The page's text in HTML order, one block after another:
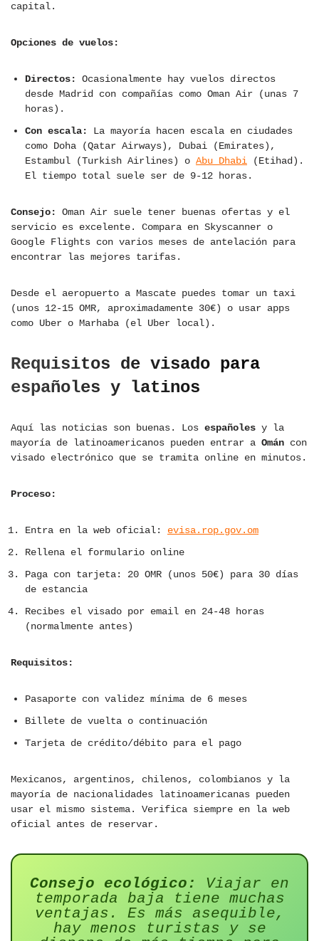
capital.
Opciones de vuelos:
Directos:
Ocasionalmente hay vuelos directos
desde Madrid con compañías como Oman Air (unas 7
horas).
Con escala:
La mayoría hacen escala en ciudades
como Doha (Qatar Airways), Dubai (Emirates),
Estambul (Turkish Airlines) o Abu Dhabi (Etihad).
El tiempo total suele ser de 9-12 horas.
Consejo:
Oman Air suele tener buenas ofertas y el
servicio es excelente. Compara en Skyscanner o
Google Flights con varios meses de antelación para
encontrar las mejores tarifas.
Desde el aeropuerto a Mascate puedes tomar un taxi
(unos 12-15 OMR, aproximadamente 30€) o usar apps
como Uber o Marhaba (el Uber local).
Requisitos de visado para
españoles y latinos
Aquí las noticias son buenas. Los españoles y la
mayoría de latinoamericanos pueden entrar a Omán con
visado electrónico que se tramita online en minutos.
Proceso:
Entra en la web oficial: evisa.rop.gov.om
Rellena el formulario online
Paga con tarjeta: 20 OMR (unos 50€) para 30 días
de estancia
Recibes el visado por email en 24-48 horas
(normalmente antes)
Requisitos:
Pasaporte con validez mínima de 6 meses
Billete de vuelta o continuación
Tarjeta de crédito/débito para el pago
Mexicanos, argentinos, chilenos, colombianos y la
mayoría de nacionalidades latinoamericanas pueden
usar el mismo sistema. Verifica siempre en la web
oficial antes de reservar.
Consejo ecológico:
Viajar en
temporada baja tiene muchas
ventajas. Es más asequible,
hay menos turistas y se